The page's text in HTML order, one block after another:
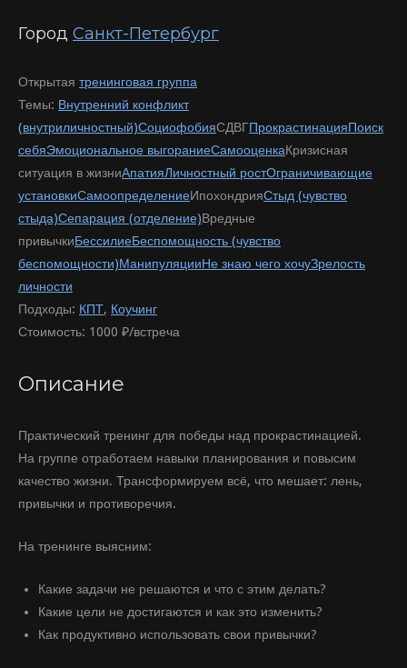
Город Санкт-Петербург
Открытая тренинговая группа
Темы: Внутренний конфликт
(внутриличностный)СоциофобияСДВГПрокрастинацияПоиск
себяЭмоциональное выгораниеСамооценкаКризисная
ситуация в жизниАпатияЛичностный ростОграничивающие
установкиСамоопределениеИпохондрияСтыд (чувство
стыда)Сепарация (отделение)Вредные
привычкиБессилиеБеспомощность (чувство
беспомощности)МанипуляцииНе знаю чего хочуЗрелость
личности
Подходы: КПТ, Коучинг
Стоимость: 1000 ₽/встреча
Описание
Практический тренинг для победы над прокрастинацией.
На группе отработаем навыки планирования и повысим
качество жизни. Трансформируем всё, что мешает: лень,
привычки и противоречия.
На тренинге выясним:
Какие задачи не решаются и что с этим делать?
Какие цели не достигаются и как это изменить?
Как продуктивно использовать свои привычки?